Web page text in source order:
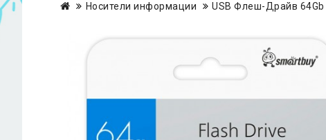
Носители информации USB Флеш-Драйв 64Gb